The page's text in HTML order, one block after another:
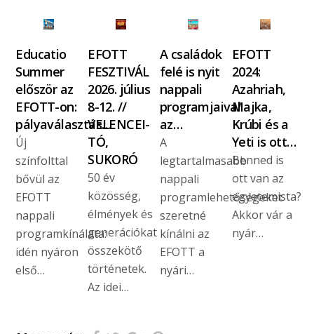
Educatio
Summer
először az
EFOTT-on:
pályaválasztás…
Új
színfolttal
bővül az
EFOTT
nappali
programkínálata:
idén nyáron
első…
EFOTT
FESZTIVÁL
2026. július
8-12. //
VELENCEI-
TÓ,
SUKORÓ
50 év
közösség,
élmények és
generációkat
összekötő
történetek.
Az idei…
A családok
felé is nyit
nappali
programjaival
az…
A
legtartalmasabb
nappali
programlehetőségeket
szeretné
kínálni az
EFOTT a
nyári…
EFOTT
2024:
Azahriah,
Majka,
Krúbi és a
Yeti is ott…
Benned is
ott van az
egyetemista?
Akkor vár a
nyár…